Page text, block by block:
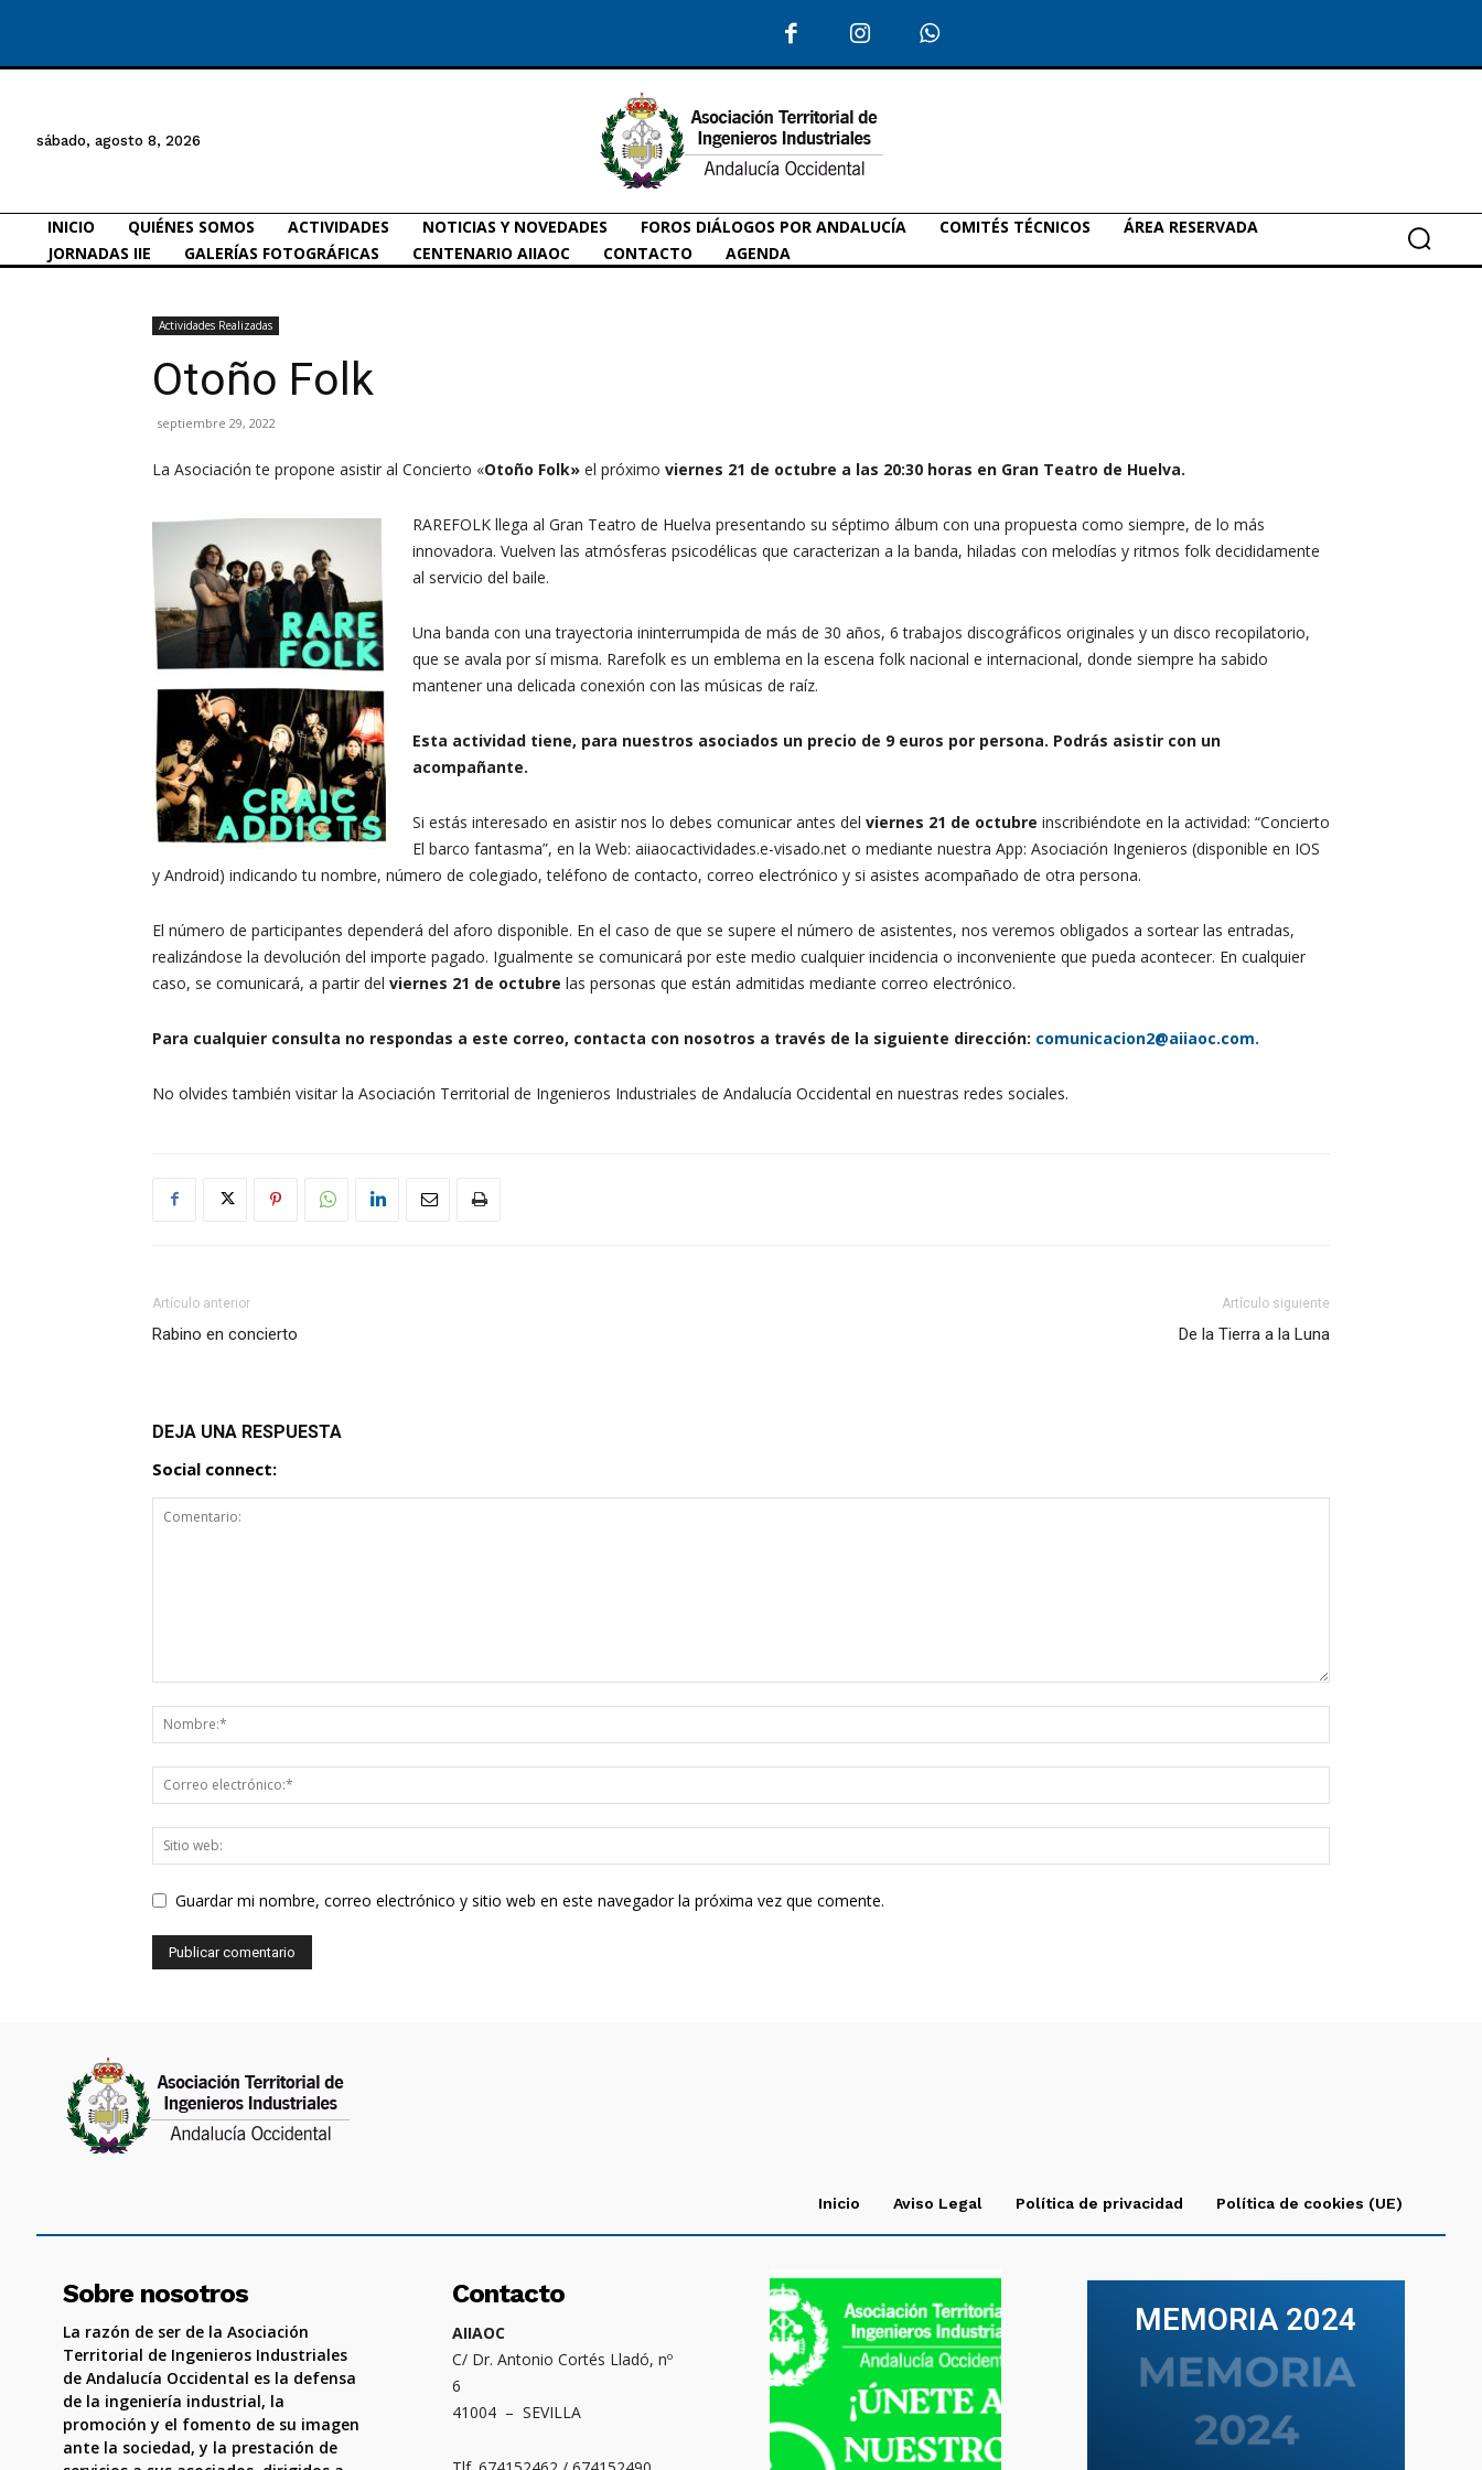
sábado, agosto 8, 2026
INICIO QUIÉNES SOMOS ACTIVIDADES NOTICIAS Y NOVEDADES FOROS DIÁLOGOS POR ANDALUCÍA COMITÉS TÉCNICOS
ÁREA RESERVADA
JORNADAS IIE
GALERÍAS FOTOGRÁFICAS CENTENARIO AIIAOC CONTACTO AGENDA
Actividades Realizadas
Otoño Folk
septiembre 29, 2022
La Asociación te propone asistir al Concierto «Otoño Folk» el próximo viernes 21 de octubre a las 20:30 horas en Gran Teatro de Huelva.
RAREFOLK llega al Gran Teatro de Huelva presentando su séptimo álbum con una propuesta como siempre, de lo más
innovadora. Vuelven las atmósferas psicodélicas que caracterizan a la banda, hiladas con melodías y ritmos folk decididamente
al servicio del baile.
Una banda con una trayectoria ininterrumpida de más de 30 años, 6 trabajos discográficos originales y un disco recopilatorio,
que se avala por sí misma. Rarefolk es un emblema en la escena folk nacional e internacional, donde siempre ha sabido
mantener una delicada conexión con las músicas de raíz.
Esta actividad tiene, para nuestros asociados un precio de 9 euros por persona. Podrás asistir con un
acompañante.
Si estás interesado en asistir nos lo debes comunicar antes del viernes 21 de octubre inscribiéndote en la actividad: “Concierto
El barco fantasma”, en la Web: aiiaocactividades.e-visado.net o mediante nuestra App: Asociación Ingenieros (disponible en IOS
y Android) indicando tu nombre, número de colegiado, teléfono de contacto, correo electrónico y si asistes acompañado de otra persona.
El número de participantes dependerá del aforo disponible. En el caso de que se supere el número de asistentes, nos veremos obligados a sortear las entradas,
realizándose la devolución del importe pagado. Igualmente se comunicará por este medio cualquier incidencia o inconveniente que pueda acontecer. En cualquier
caso, se comunicará, a partir del viernes 21 de octubre las personas que están admitidas mediante correo electrónico.
Para cualquier consulta no respondas a este correo, contacta con nosotros a través de la siguiente dirección: comunicacion2@aiiaoc.com.
No olvides también visitar la Asociación Territorial de Ingenieros Industriales de Andalucía Occidental en nuestras redes sociales.
Artículo anterior
Rabino en concierto
Artículo siguiente
De la Tierra a la Luna
DEJA UNA RESPUESTA
Social connect:
Guardar mi nombre, correo electrónico y sitio web en este navegador la próxima vez que comente.
Inicio Aviso Legal Política de privacidad Política de cookies (UE)
Sobre nosotros
La razón de ser de la Asociación
Territorial de Ingenieros Industriales
de Andalucía Occidental es la defensa
de la ingeniería industrial, la
promoción y el fomento de su imagen
ante la sociedad, y la prestación de
Contacto
AIIAOC
C/ Dr. Antonio Cortés Lladó, nº
6
41004 – SEVILLA
MEMORIA 2024